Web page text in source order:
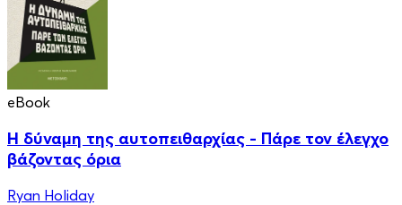
eBook
Η δύναμη της αυτοπειθαρχίας - Πάρε τον έλεγχο
βάζοντας όρια
Ryan Holiday